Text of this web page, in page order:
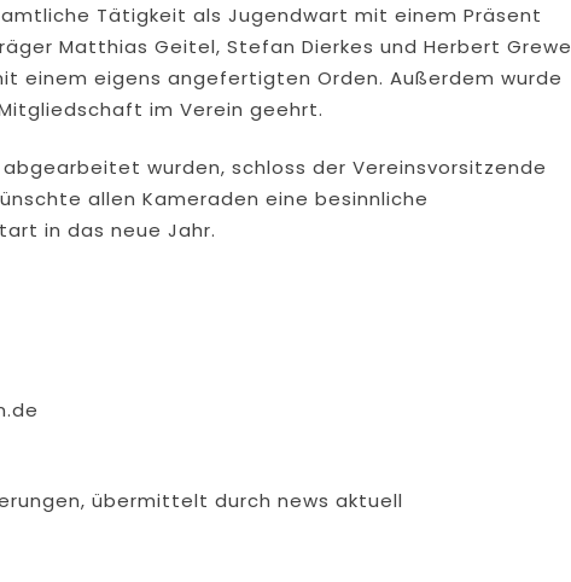
Tätigkeit als Jugendwart mit einem Präsent
Matthias Geitel, Stefan Dierkes und Herbert Grewe
einem eigens angefertigten Orden. Außerdem wurde
im Verein geehrt.
wurden, schloss der Vereinsvorsitzende
allen Kameraden eine besinnliche
in das neue Jahr.
übermittelt durch news aktuell